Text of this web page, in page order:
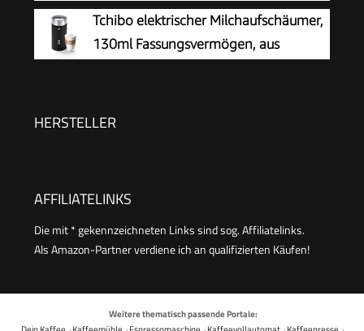
Elektrischer Kaffee-Aufschäumer,
Tragbarer Handaufschäumer, Zauberstab,
Getränkemixer für Matcha Lattes Cappuccino,
Tchibo elektrischer Milchaufschäumer,
130ml Fassungsvermögen, aus
Milchschaum, für Latte Macchiato, Cappuccino
HERSTELLER
AFFILIATELINKS
Die mit * gekennzeichneten Links sind sog. Affiliatelinks.
Als Amazon-Partner verdiene ich an qualifizierten Käufen!
Weitere thematisch passende Portale: